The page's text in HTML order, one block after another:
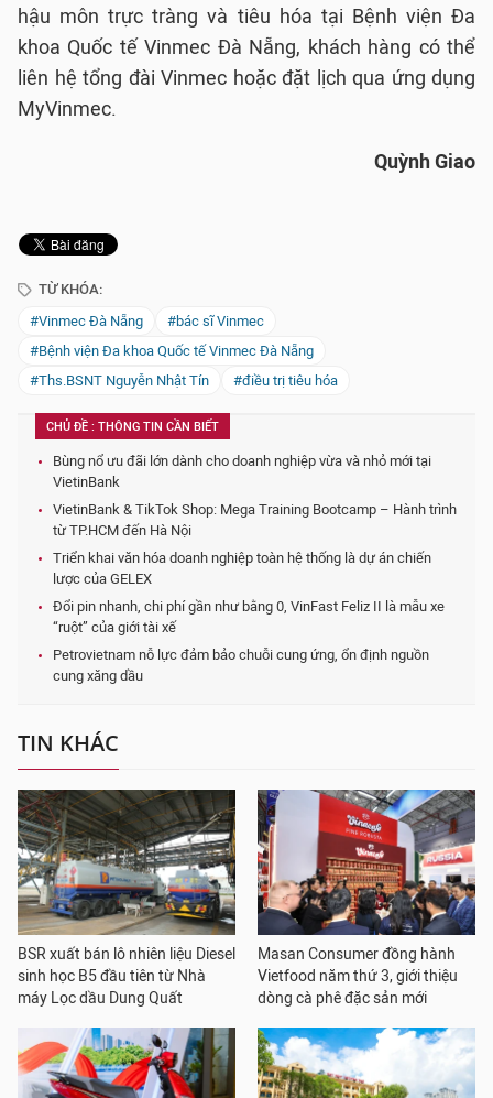
hậu môn trực tràng và tiêu hóa tại Bệnh viện Đa
khoa Quốc tế Vinmec Đà Nẵng, khách hàng có thể
liên hệ tổng đài Vinmec hoặc đặt lịch qua ứng dụng
MyVinmec.
Quỳnh Giao
TỪ KHÓA:
#Vinmec Đà Nẵng
#bác sĩ Vinmec
#Bệnh viện Đa khoa Quốc tế Vinmec Đà Nẵng
#Ths.BSNT Nguyễn Nhật Tín
#điều trị tiêu hóa
CHỦ ĐỀ : THÔNG TIN CẦN BIẾT
Bùng nổ ưu đãi lớn dành cho doanh nghiệp vừa và nhỏ mới tại
VietinBank
VietinBank & TikTok Shop: Mega Training Bootcamp – Hành trình
từ TP.HCM đến Hà Nội
Triển khai văn hóa doanh nghiệp toàn hệ thống là dự án chiến
lược của GELEX
Đổi pin nhanh, chi phí gần như bằng 0, VinFast Feliz II là mẫu xe
“ruột” của giới tài xế
Petrovietnam nỗ lực đảm bảo chuỗi cung ứng, ổn định nguồn
cung xăng dầu
TIN KHÁC
BSR xuất bán lô nhiên liệu Diesel
sinh học B5 đầu tiên từ Nhà
máy Lọc dầu Dung Quất
Masan Consumer đồng hành
Vietfood năm thứ 3, giới thiệu
dòng cà phê đặc sản mới